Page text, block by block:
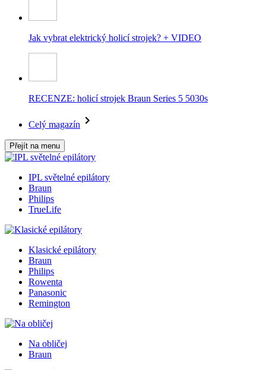
Jak vybrat elektrický holicí strojek? + VIDEO
RECENZE: holicí strojek Braun Series 5 5030s
Celý magazín
Přejít na menu
IPL světelné epilátory
Braun
Philips
TrueLife
Klasické epilátory
Braun
Philips
Rowenta
Panasonic
Remington
Na obličej
Braun